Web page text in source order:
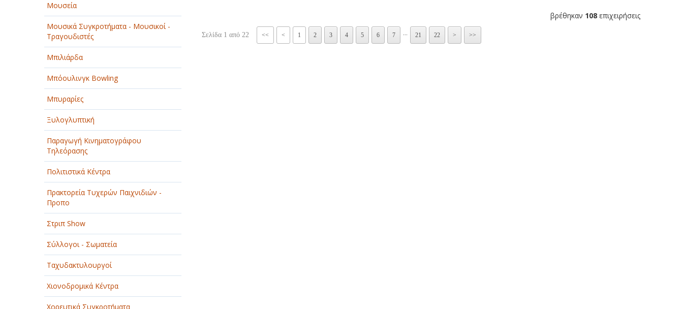
Μουσεία
Μουσικά Συγκροτήματα - Μουσικοί -
Τραγουδιστές
Μπιλιάρδα
Μπόουλινγκ Bowling
Μπυραρίες
Ξυλογλυπτική
Παραγωγή Κινηματογράφου
Τηλεόρασης
Πολιτιστικά Κέντρα
Πρακτορεία Τυχερών Παιχνιδιών -
Προπο
Στριπ Show
Σύλλογοι - Σωματεία
Ταχυδακτυλουργοί
Χιονοδρομικά Κέντρα
Χορευτικά Συγκροτήματα
βρέθηκαν 108 επιχειρήσεις
Σελίδα 1 από 22 << < 1 2 3 4 5 6 7 ... 21 22 > >>